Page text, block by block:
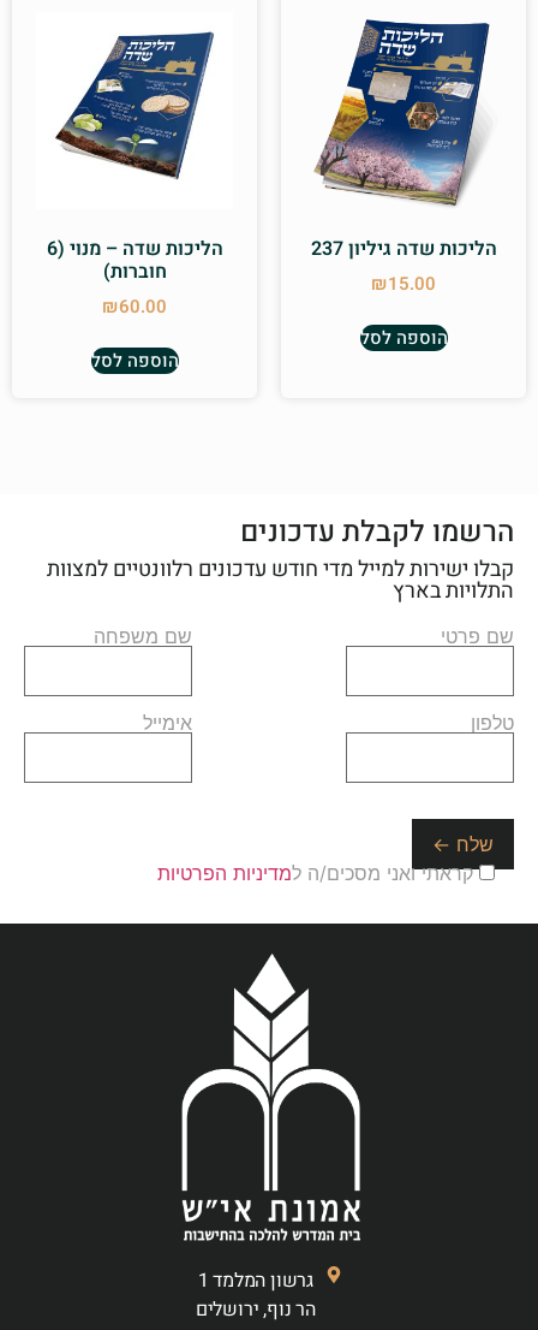
הליכות שדה גיליון 237
₪15.00
הוספה לסל
הליכות שדה – מנוי (6
חוברות)
₪60.00
הוספה לסל
הרשמו לקבלת עדכונים
קבלו ישירות למייל מדי חודש עדכונים רלוונטיים למצוות
התלויות בארץ
שם פרטי שם משפחה
טלפון אימייל
קראתי ואני מסכים/ה למדיניות הפרטיות
גרשון המלמד 1
הר נוף, ירושלים